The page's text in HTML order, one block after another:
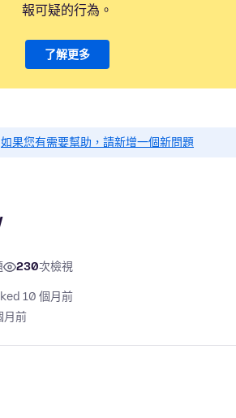
報可疑的行為。
了解更多
如果您有需要幫助，請新增一個新問題
230次檢視
10 個月前
月前